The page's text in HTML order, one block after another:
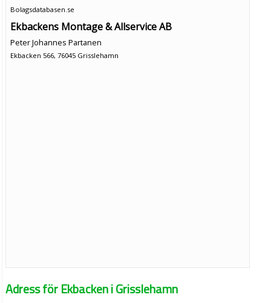
Bolagsdatabasen.se
Ekbackens Montage & Allservice AB
Peter Johannes Partanen
Ekbacken 566, 76045 Grisslehamn
Adress för Ekbacken i Grisslehamn